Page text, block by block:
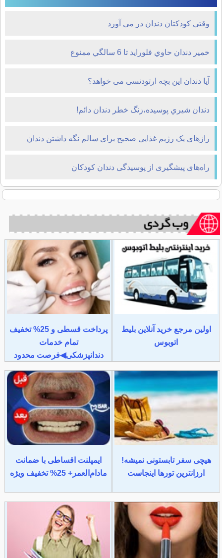
وقتی كودكتان دندان در می آورد
خمير دندان حاوي فلورايد تا 6 سالگي ممنوع
آیا دندان این بچه ارتودنسی می خواهد؟
دندان شيري پوسيده،زنگ خطر دندان دائم!
رازهای یک رژیم غذایی صحیح برای سالم نگه داشتن دندان
کودکان
راه‌های پیشگیری از پوسیدگی دندان كودكان
اولین مرجع خرید آنلاین بلیط
اتوبوس
پرداخت قسطی و 25% تخفیف
تمام خدمات
دندانپزشکی◀فرصت محدود
هیچی سفر تابستونی نمیشه!
ارزانترین تورها اینجاست
ایمپلنت اقساطی با ضمانت
مادام‌العمر+ 25% تخفیف ویژه